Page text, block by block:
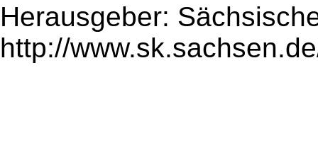
Herausgeber:
http://